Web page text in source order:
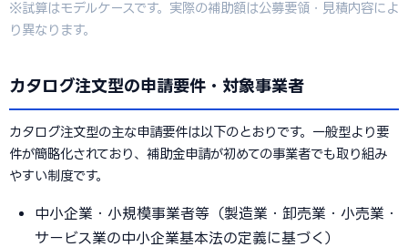
※試算はモデルケースです。実際の補助額は公募要領・見積内容によ
り異なります。
カタログ注文型の申請要件・対象事業者
カタログ注文型の主な申請要件は以下のとおりです。一般型より要
件が簡略化されており、補助金申請が初めての事業者でも取り組み
やすい制度です。
中小企業・小規模事業者等（製造業・卸売業・小売業・
サービス業の中小企業基本法の定義に基づく）